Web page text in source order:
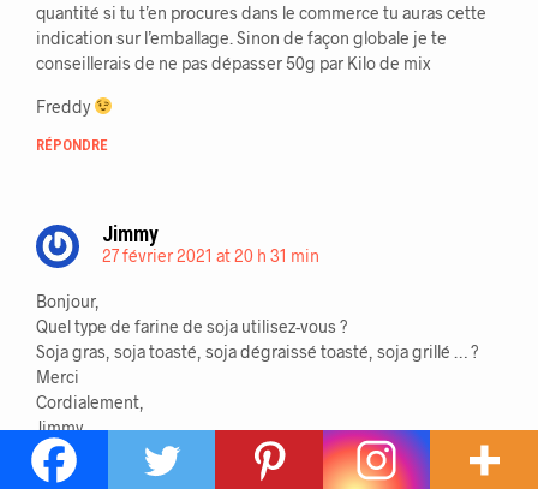
quantité si tu t’en procures dans le commerce tu auras cette
indication sur l’emballage. Sinon de façon globale je te
conseillerais de ne pas dépasser 50g par Kilo de mix
Freddy
RÉPONDRE
Jimmy
27 février 2021 at 20 h 31 min
Bonjour,
Quel type de farine de soja utilisez-vous ?
Soja gras, soja toasté, soja dégraissé toasté, soja grillé … ?
Merci
Cordialement,
Jimmy
RÉPONDRE